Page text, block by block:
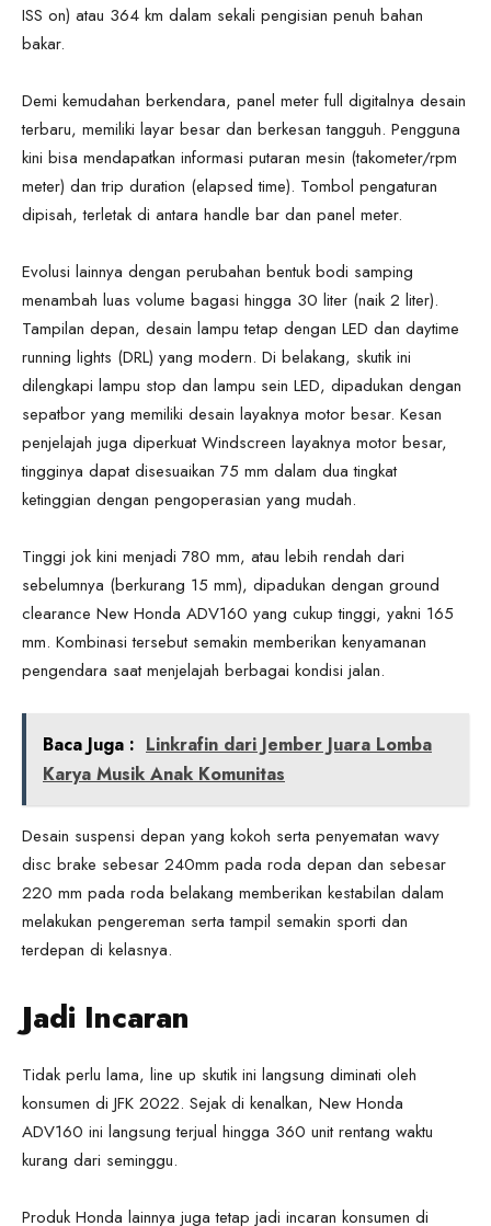
ISS on) atau 364 km dalam sekali pengisian penuh bahan
bakar.
Demi kemudahan berkendara, panel meter full digitalnya desain
terbaru, memiliki layar besar dan berkesan tangguh. Pengguna
kini bisa mendapatkan informasi putaran mesin (takometer/rpm
meter) dan trip duration (elapsed time). Tombol pengaturan
dipisah, terletak di antara handle bar dan panel meter.
Evolusi lainnya dengan perubahan bentuk bodi samping
menambah luas volume bagasi hingga 30 liter (naik 2 liter).
Tampilan depan, desain lampu tetap dengan LED dan daytime
running lights (DRL) yang modern. Di belakang, skutik ini
dilengkapi lampu stop dan lampu sein LED, dipadukan dengan
sepatbor yang memiliki desain layaknya motor besar. Kesan
penjelajah juga diperkuat Windscreen layaknya motor besar,
tingginya dapat disesuaikan 75 mm dalam dua tingkat
ketinggian dengan pengoperasian yang mudah.
Tinggi jok kini menjadi 780 mm, atau lebih rendah dari
sebelumnya (berkurang 15 mm), dipadukan dengan ground
clearance New Honda ADV160 yang cukup tinggi, yakni 165
mm. Kombinasi tersebut semakin memberikan kenyamanan
pengendara saat menjelajah berbagai kondisi jalan.
Baca Juga : Linkrafin dari Jember Juara Lomba
Karya Musik Anak Komunitas
Desain suspensi depan yang kokoh serta penyematan wavy
disc brake sebesar 240mm pada roda depan dan sebesar
220 mm pada roda belakang memberikan kestabilan dalam
melakukan pengereman serta tampil semakin sporti dan
terdepan di kelasnya.
Jadi Incaran
Tidak perlu lama, line up skutik ini langsung diminati oleh
konsumen di JFK 2022. Sejak di kenalkan, New Honda
ADV160 ini langsung terjual hingga 360 unit rentang waktu
kurang dari seminggu.
Produk Honda lainnya juga tetap jadi incaran konsumen di